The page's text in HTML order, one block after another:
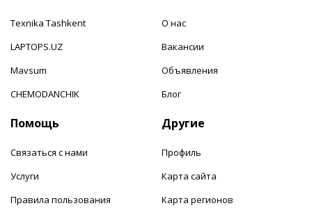
Texnika Tashkent
LAPTOPS.UZ
Mavsum
CHEMODANCHIK
О нас
Вакансии
Объявления
Блог
Помощь
Связаться с нами
Услуги
Правила пользования
Другие
Профиль
Карта сайта
Карта регионов